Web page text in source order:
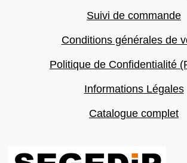
Suivi de commande
Conditions générales de
Politique de Confidentialité
Informations Légales
Catalogue complet